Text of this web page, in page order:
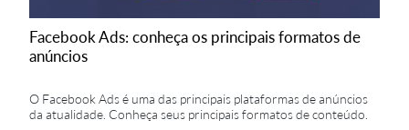
Facebook Ads: conheça os principais formatos de
anúncios
O Facebook Ads é uma das principais plataformas de anúncios
da atualidade. Conheça seus principais formatos de conteúdo.